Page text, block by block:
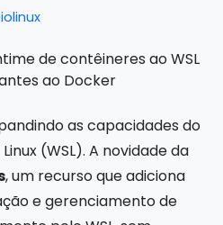
as capacidades do
(WSL). A novidade da
, um recurso que adiciona
e gerenciamento de